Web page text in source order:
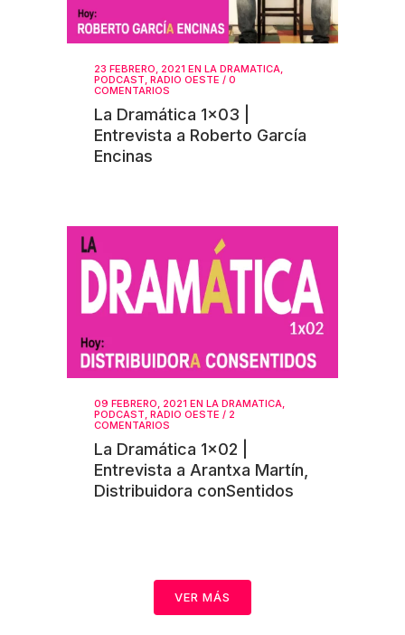
23 FEBRERO, 2021 EN LA DRAMATICA,
PODCAST, RADIO OESTE / 0
COMENTARIOS
La Dramática 1×03 |
Entrevista a Roberto García
Encinas
09 FEBRERO, 2021 EN LA DRAMATICA,
PODCAST, RADIO OESTE / 2
COMENTARIOS
La Dramática 1×02 |
Entrevista a Arantxa Martín,
Distribuidora conSentidos
VER MÁS